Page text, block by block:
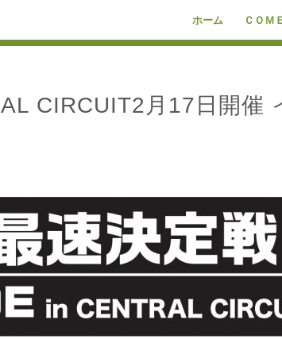
ホーム ＣＯＭ
CIRCUIT2月17日開催